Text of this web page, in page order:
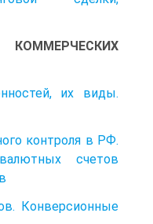
их виды.
контроля в РФ.
счетов
Конверсионные